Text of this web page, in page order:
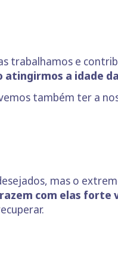
trabalhamos e
atingirmos a idade
também ter a
mas o
com elas forte